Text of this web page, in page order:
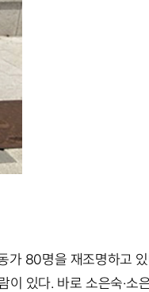
가 80명을 재조명하고 있
있다. 바로 소은숙·소